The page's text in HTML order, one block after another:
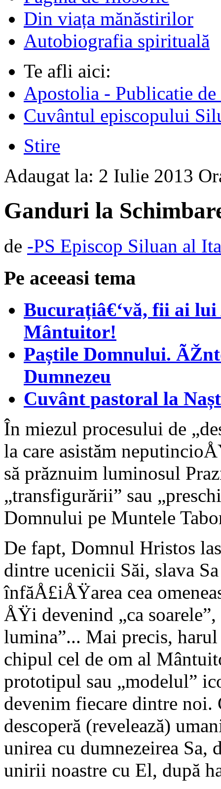
Din viața mănăstirilor
Autobiografia spirituală
Te afli aici:
Apostolia - Publicatie
Cuvântul episcopului
Stire
Adaugat la: 2 Iulie 2013
Ganduri la
de -PS Episcop Siluan al
Pe aceeasi tema
Bucurațiâ€‘vă, fii ai lui
Mântuitor!
Paștile Domnului.
Dumnezeu
Cuvânt pastoral la
În miezul procesului de
la care asistăm
să prăznuim luminosul
„transfigurării” sau
Domnului pe Muntele
De fapt, Domnul Hristos
dintre ucenicii Săi, slava
înfăÅ£iÅŸarea cea
ÅŸi deve­nind „ca
lumina”... Mai precis,
chipul cel de om al
prototipul sau „modelul”
devenim fiecare dintre
descoperă (revelează)
unirea cu dumnezeirea Sa,
unirii noastre cu El, după